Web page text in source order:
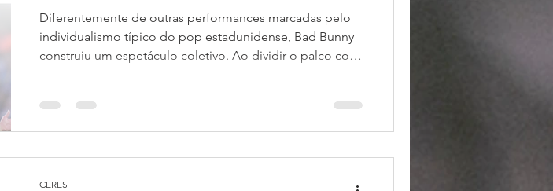
Diferentemente de outras performances marcadas pelo
individualismo típico do pop estadunidense, Bad Bunny
construiu um espetáculo coletivo. Ao dividir o palco com
rompeu com a lógica do protagonismo isolado e
reforçou a ideia de um povo plural, diverso e
CERES